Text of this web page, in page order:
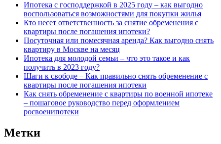
Ипотека с господдержкой в 2025 году – как выгодно
воспользоваться возможностями для покупки жилья
Кто несет ответственность за снятие обременения с
квартиры после погашения ипотеки?
Посуточная или помесячная аренда? Как выгодно снять
квартиру в Москве на месяц
Ипотека для молодой семьи – что это такое и как
получить в 2023 году?
Шаги к свободе – Как правильно снять обременение с
квартиры после погашения ипотеки
Как снять обременение с квартиры по военной ипотеке
– пошаговое руководство перед оформлением
росвоенипотеки
Метки